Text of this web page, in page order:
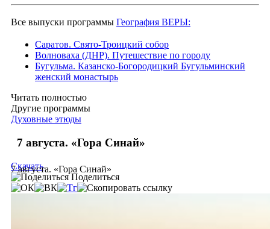
Все выпуски программы География ВЕРЫ:
Саратов. Свято-Троицкий собор
Волноваха (ДНР). Путешествие по городу
Бугульма. Казанско-Богородицкий Бугульминский
женский монастырь
Читать полностью
Другие программы
Духовные этюды
7 августа. «Гора Синай»
7 августа. «Гора Синай»
Скачать
Поделиться